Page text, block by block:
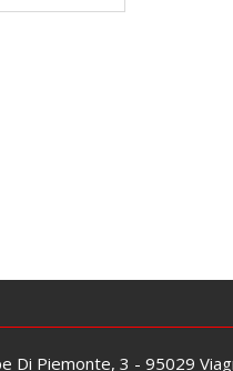
Di Piemonte, 3 - 95029